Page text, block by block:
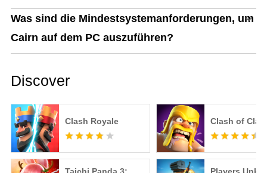
Was sind die Mindestsystemanforderungen, um
Cairn auf dem PC auszuführen?
Discover
Clash Royale Clash of